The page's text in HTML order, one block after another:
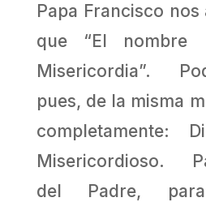
Papa Francisco
que “El
Misericordia”.
pues, de la misma
completamente:
Misericordioso.
del Padre, para